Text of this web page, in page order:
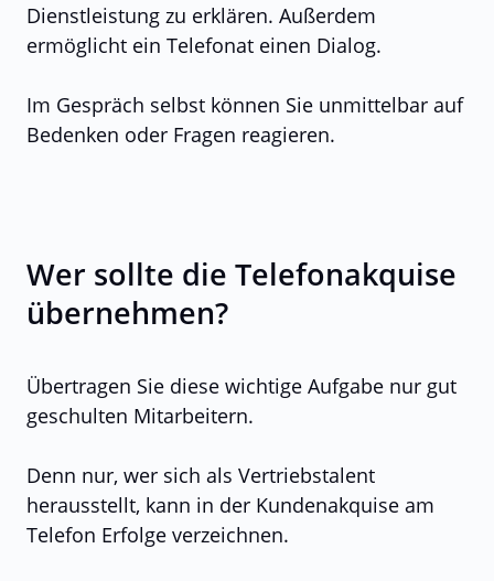
Dienstleistung zu erklären. Außerdem
ermöglicht ein Telefonat einen Dialog.
Im Gespräch selbst können Sie unmittelbar auf
Bedenken oder Fragen reagieren.
Wer sollte die Telefonakquise
übernehmen?
Übertragen Sie diese wichtige Aufgabe nur gut
geschulten Mitarbeitern.
Denn nur, wer sich als Vertriebstalent
herausstellt, kann in der Kundenakquise am
Telefon Erfolge verzeichnen.